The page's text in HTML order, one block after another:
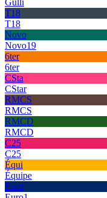
Gulli
T18
T18
Novo
Novo19
6ter
6ter
CSta
CStar
RMCS
RMCS
RMCD
RMCD
C25
C25
Équi
Équipe
Euro